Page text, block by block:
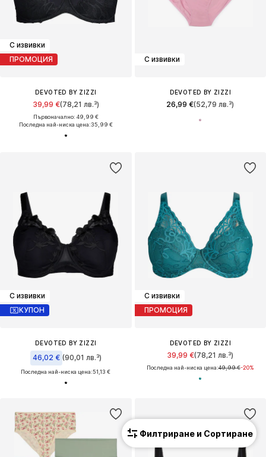
С извивки
ПРОМОЦИЯ
DEVOTED BY ZIZZI
39,99 €(78,21 лв.³)
Първоначално: 49,99 €
Последна най-ниска цена:35,99 €
С извивки
DEVOTED BY ZIZZI
26,99 €(52,79 лв.³)
С извивки
КУПОН
DEVOTED BY ZIZZI
46,02 € (90,01 лв.³)
Последна най-ниска цена:51,13 €
С извивки
ПРОМОЦИЯ
DEVOTED BY ZIZZI
39,99 €(78,21 лв.³)
Последна най-ниска цена:49,99 €-20%
Филтриране и Сортиране